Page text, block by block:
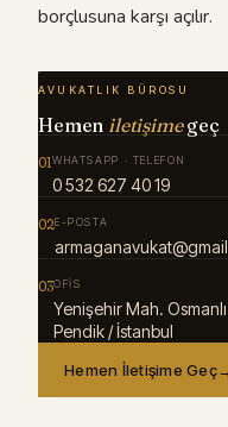
borçlusuna karşı açılır.
AVUKATLIK BÜROSU
Hemen iletişimegeç
01WHATSAPP · TELEFON
0 532 627 40 19
02E-POSTA
03OFIS
Yenişehir Mah.
Pendik / İstanbul
Hemen İletişime Geç